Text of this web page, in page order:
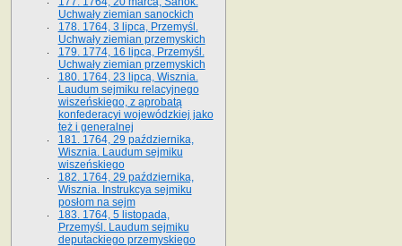
Uchwały ziemian sanockich
178. 1764, 3 lipca, Przemyśl.
Uchwały ziemian przemyskich
179. 1774, 16 lipca, Przemyśl.
Uchwały ziemian przemyskich
180. 1764, 23 lipca, Wisznia.
Laudum sejmiku relacyjnego
wiszeńskiego, z aprobatą
konfederacyi wojewódzkiej jako
też i generalnej
181. 1764, 29 października,
Wisznia. Laudum sejmiku
wiszeńskiego
182. 1764, 29 października,
Wisznia. Instrukcya sejmiku
posłom na sejm
183. 1764, 5 listopada,
Przemyśl. Laudum sejmiku
deputackiego przemyskiego